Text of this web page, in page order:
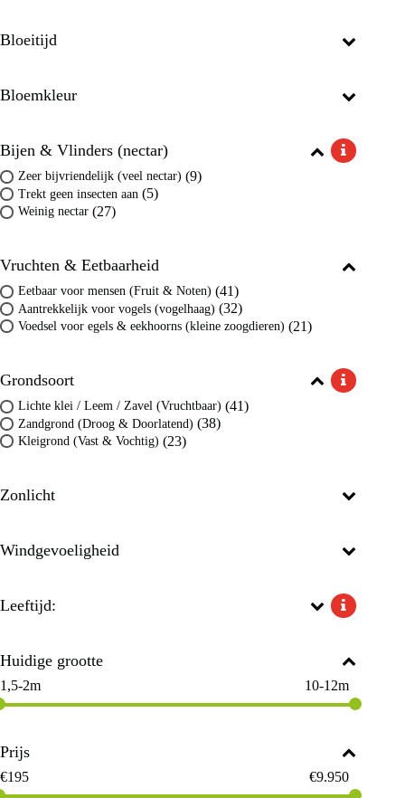
Bloeitijd
Bloemkleur
Bijen & Vlinders (nectar)
Zeer bijvriendelijk (veel nectar) (9)
Trekt geen insecten aan (5)
Weinig nectar (27)
Vruchten & Eetbaarheid
Eetbaar voor mensen (Fruit & Noten) (41)
Aantrekkelijk voor vogels (vogelhaag) (32)
Voedsel voor egels & eekhoorns (kleine zoogdieren) (21)
Grondsoort
Lichte klei / Leem / Zavel (Vruchtbaar) (41)
Zandgrond (Droog & Doorlatend) (38)
Kleigrond (Vast & Vochtig) (23)
Zonlicht
Windgevoeligheid
Leeftijd:
Huidige grootte
1,5-2m 10-12m
Prijs
€195 €9.950